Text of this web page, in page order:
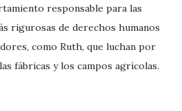
responsable para las
rigurosas de derechos humanos
como Ruth, que luchan por
fábricas y los campos agrícolas.